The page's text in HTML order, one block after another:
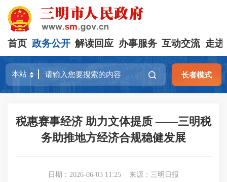
首页 政务公开 解读回应 办事服务 互动交流 走进
长者模式
税惠赛事经济 助力文体提质 ——三明税
务助推地方经济合规稳健发展
日期：2026-06-03 11:25 来源：三明日报